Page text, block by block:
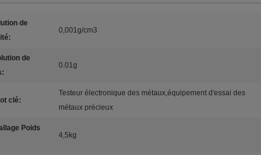
de
0,001g/cm3
de
0.01g
clé:
Testeur électronique des métaux,équipement d'essai des
métaux précieux
Poids
4,5kg